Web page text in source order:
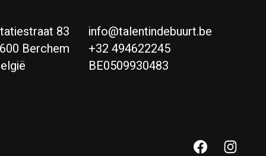
83
Berchem
info@talentindebuurt.be
+32 494622245
BE0509930483